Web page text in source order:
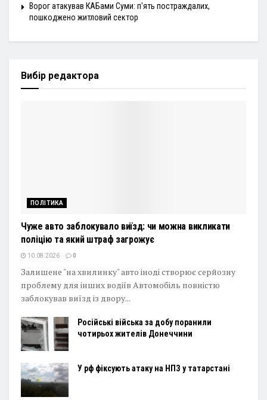
Ворог атакував КАБами Суми: п'ять постраждалих,
пошкоджено житловий сектор
Вибір редактора
ПОЛІТИКА
Чуже авто заблокувало виїзд: чи можна викликати
поліцію та який штраф загрожує
10.08.2026 0
Залишене "на хвилинку" авто іноді створює серйозну
проблему для інших водіїв Автомобіль повністю
заблокував виїзд із двору...
Російські війська за добу поранили
чотирьох жителів Донеччини
У рф фіксують атаку на НПЗ у татарстані